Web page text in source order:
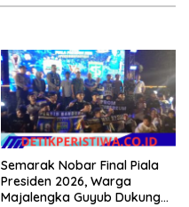
Semarak Nobar Final Piala
Presiden 2026, Warga
Majalengka Guyub Dukung